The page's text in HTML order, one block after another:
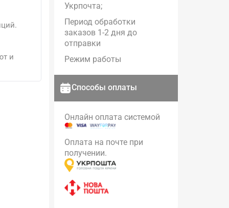
и
Укрпочта;
Период обработки
заказов 1-2 дня до
отправки
Режим работы
Способы оплаты
Онлайн оплата системой
Оплата на почте при
получении.